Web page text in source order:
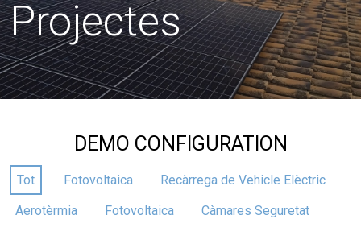
Projectes
DEMO CONFIGURATION
Tot Fotovoltaica
Recàrrega de Vehicle Elèctric
Aerotèrmia
Fotovoltaica Càmares Seguretat